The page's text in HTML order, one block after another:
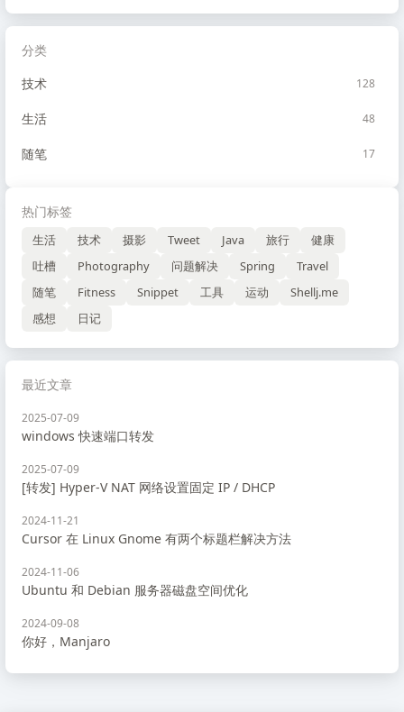
分类
技术
128
生活 48
随笔 17
热门标签
生活 技术 摄影 Tweet Java 旅行
健康
吐槽
Photography 问题解决 Spring
Travel
随笔
Fitness Snippet 工具 运动
Shellj.me
感想
日记
最近文章
2025-07-09
windows 快速端口转发
2025-07-09
[转发] Hyper-V NAT 网络设置固定 IP / DHCP
2024-11-21
Cursor 在 Linux Gnome 有两个标题栏解决方法
2024-11-06
Ubuntu 和 Debian 服务器磁盘空间优化
2024-09-08
你好，Manjaro